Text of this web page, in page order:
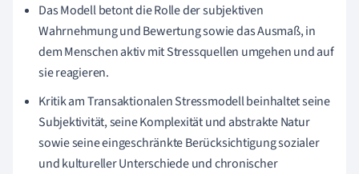
Das Modell betont die Rolle der subjektiven
Wahrnehmung und Bewertung sowie das Ausmaß, in
dem Menschen aktiv mit Stressquellen umgehen und auf
sie reagieren.
Kritik am Transaktionalen Stressmodell beinhaltet seine
Subjektivität, seine Komplexität und abstrakte Natur
sowie seine eingeschränkte Berücksichtigung sozialer
und kultureller Unterschiede und chronischer